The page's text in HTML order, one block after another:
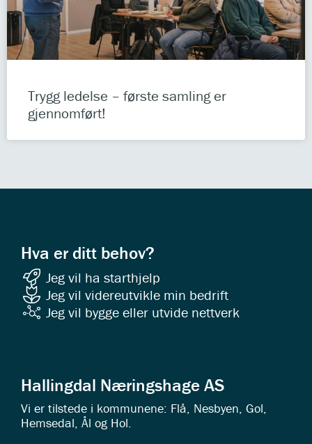
Trygg ledelse – første samling er
gjennomført!
Hva er ditt behov?
Jeg vil ha starthjelp
Jeg vil videreutvikle min bedrift
Jeg vil bygge eller utvide nettverk
Hallingdal Næringshage AS
Vi er tilstede i kommunene: Flå, Nesbyen, Gol,
Hemsedal, Ål og Hol.